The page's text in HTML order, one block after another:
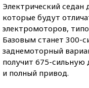
Электрический седан
которые будут
электромоторов,
Базовым станет 300-
заднемоторный
получит 675-
и полный привод.